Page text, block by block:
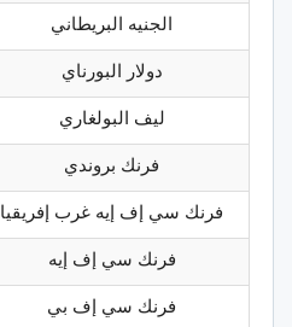
الجنيه البريطاني
دولار البورناي
ليف البولغاري
فرنك بروندي
فرنك سي إف إيه غرب إفريقيا
فرنك سي إف إيه
فرنك سي إف بي